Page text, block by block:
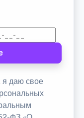
я даю свое